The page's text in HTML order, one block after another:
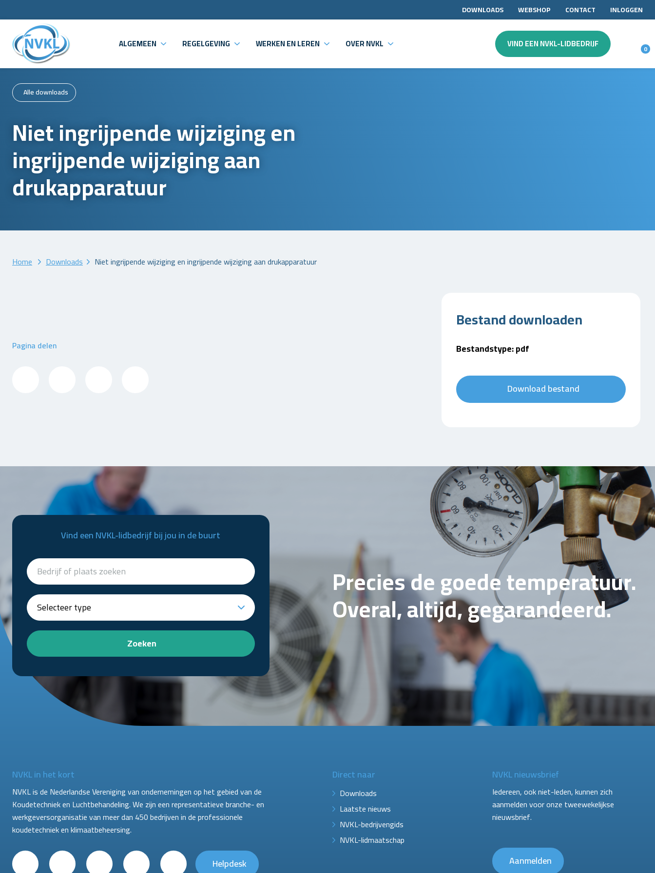
DOWNLOADS WEBSHOP CONTACT INLOGGEN
ALGEMEEN REGELGEVING WERKEN EN LEREN OVER NVKL VIND EEN NVKL-LIDBEDRIJF 0
Alle downloads
Niet ingrijpende wijziging en
ingrijpende wijziging aan
drukapparatuur
Home Downloads Niet ingrijpende wijziging en ingrijpende wijziging aan drukapparatuur
Pagina delen
Bestand downloaden
Bestandstype: pdf
Download bestand
Vind een NVKL-lidbedrijf bij jou in de buurt
Zoeken
Precies de goede temperatuur.
Overal, altijd, gegarandeerd.
NVKL in het kort
NVKL is de Nederlandse Vereniging van ondernemingen op het gebied van de
Koudetechniek en Luchtbehandeling. We zijn een representatieve branche- en
werkgeversorganisatie van meer dan 450 bedrijven in de professionele
koudetechniek en klimaatbeheersing.
Helpdesk
Direct naar
Downloads
Laatste nieuws
NVKL-bedrijvengids
NVKL-lidmaatschap
NVKL nieuwsbrief
Iedereen, ook niet-leden, kunnen zich
aanmelden voor onze tweewekelijkse
nieuwsbrief.
Aanmelden